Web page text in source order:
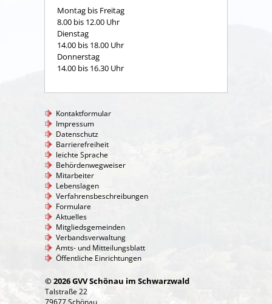
Montag bis Freitag
8.00 bis 12.00 Uhr
Dienstag
14.00 bis 18.00 Uhr
Donnerstag
14.00 bis 16.30 Uhr
Kontaktformular
Impressum
Datenschutz
Barrierefreiheit
leichte Sprache
Behördenwegweiser
Mitarbeiter
Lebenslagen
Verfahrensbeschreibungen
Formulare
Aktuelles
Mitgliedsgemeinden
Verbandsverwaltung
Amts- und Mitteilungsblatt
Öffentliche Einrichtungen
© 2026 GVV Schönau im Schwarzwald
Talstraße 22
79677 Schönau